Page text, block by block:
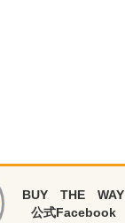
BUY THE WAY
公式Facebook